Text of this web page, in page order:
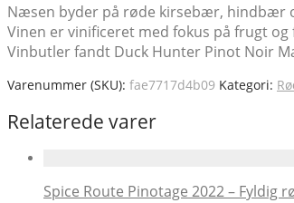
Næsen byder på røde kirsebær, hindbær
Vinen er vinificeret med fokus på frugt
Vinbutler fandt Duck Hunter Pinot Noir
Varenummer (SKU): fae7717d4b09 Kategori:
Relaterede varer
Spice Route Pinotage 2022 – Fyldig